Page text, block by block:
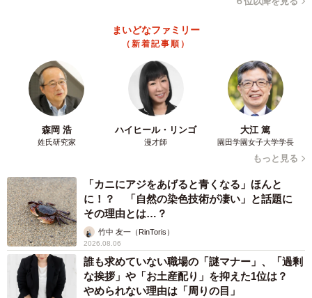
まいどなファミリー
（新着記事順）
森岡 浩
姓氏研究家
ハイヒール・リンゴ
漫才師
大江 篤
園田学園女子大学学長
もっと見る
「カニにアジをあげると青くなる」ほんと
に！？ 「自然の染色技術が凄い」と話題に
その理由とは…？
竹中 友一（RinToris）
2026.08.06
誰も求めていない職場の「謎マナー」、「過剰
な挨拶」や「お土産配り」を抑えた1位は？
やめられない理由は「周りの目」